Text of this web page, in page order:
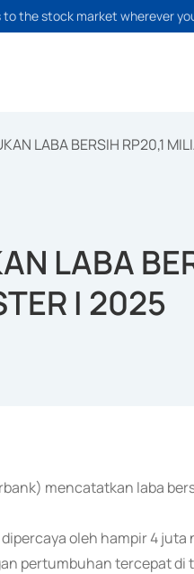
the stock market wherever
LABA BERSIH RP20,1
LABA
I 2025
mencatatkan laba
oleh hampir 4
pertumbuhan tercepat di